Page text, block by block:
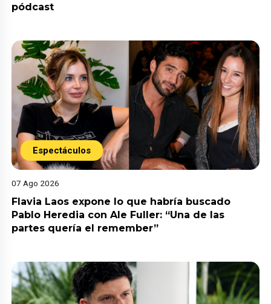
pódcast
Espectáculos
07 Ago 2026
Flavia Laos expone lo que habría buscado
Pablo Heredia con Ale Fuller: “Una de las
partes quería el remember”